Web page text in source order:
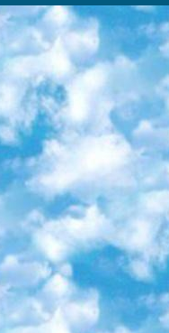
регулярно обрастает текстами статей из различных научных изданий. Сгруппированные по журналам и рубрикам публикации можно читать онлайн или скачивать целиком в PDF-формате. Проект нацелен на популяризацию науки за счёт открытого доступа к качественной информации. 6. «ПостНаука» На этом ресурсе публикуют подборки видеолекций, составленные экспертами из разных отраслей и объединённые общими темами. Среди них, к примеру, есть серии «Биоинформатика и геномика», «Культура средневековой Скандинавии» и Cinema Studies о теории кино. Каждая подборка лекций — логически связанная история, рассказанная экспертом от первого лица. Кроме того, на сайте появляются научно-образовательные статьи и тесты на разные темы. 7. «Newочём» Команда проекта «Newочём» отбирает самые интересные тексты из англоязычных СМИ и переводит те из них, за которые голосуют участники сообщества «ВКонтакте». По большей части это научно-популярные статьи. Редакторы придумывают лишь заголовки, в остальном содержание переводов соответствует оригиналам. Полные тексты можно читать прямо в социальной сети. 8. InternetUrok Онлайн-база материалов по основным дисциплинам школьной программы. Информация на сайте структурирована по классам, предметам и темам (урокам). Каждый урок состоит из видеолекций и конспектов. Есть также интерактивные тренажёры и тесты для закрепления пройденного материала. Даже если вы давно окончили школу, возможность повторить программу старших классов всегда может пригодиться. 9. Edutainme Ещё один ресурс об образовании. В отличие от Newtonew, как мне кажется, Edutainme больше ориентируется на представителей индустрии: педагогов, предпринимателей, разработчиков образовательных проектов. Но и любой, кто просто стремится к саморазвитию, найдёт на сайте много полезного и интересного для себя. Например, информацию о новых курсах и образовательных сервисах. 10. Newtonew Онлайн-медиа об образовании и обучении в широком смысле. Авторы Newtonew пишут об инструментах, заведениях, тактиках и стратегиях, которые помогают учить других и получать новые знания самостоятельно. На этой площадке вы найдёте новости, обзоры, аналитические мат